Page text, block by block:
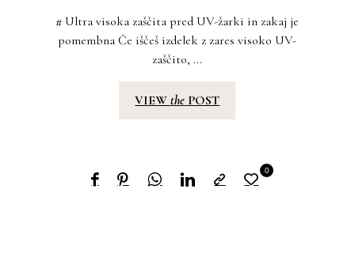
# Ultra visoka zaščita pred UV-žarki in zakaj je
pomembna Če iščeš izdelek z zares visoko UV-
zaščito, ...
VIEWthe POST
0